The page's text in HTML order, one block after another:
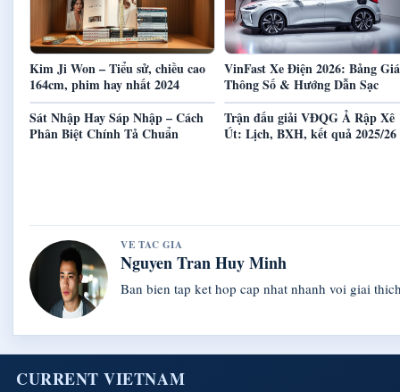
Kim Ji Won – Tiểu sử, chiều cao
164cm, phim hay nhất 2024
VinFast Xe Điện 2026: Bảng
Thông Số & Hướng Dẫn Sạc
Sát Nhập Hay Sáp Nhập – Cách
Phân Biệt Chính Tả Chuẩn
Trận đấu giải VĐQG Ả Rập Xê
Út: Lịch, BXH, kết quả 2025/26
VE TAC GIA
Nguyen Tran Huy Minh
Ban bien tap ket hop cap nhat nhanh voi giai
CURRENT VIETNAM